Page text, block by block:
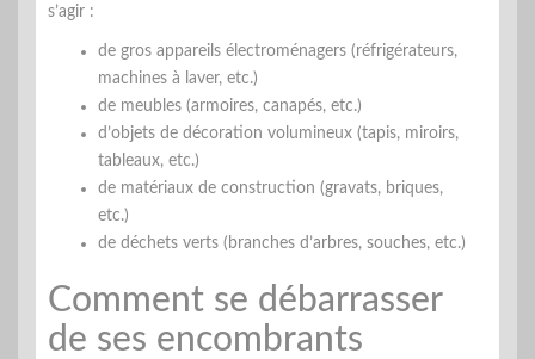
s’agir :
de gros appareils électroménagers (réfrigérateurs,
machines à laver, etc.)
de meubles (armoires, canapés, etc.)
d’objets de décoration volumineux (tapis, miroirs,
tableaux, etc.)
de matériaux de construction (gravats, briques,
etc.)
de déchets verts (branches d’arbres, souches, etc.)
Comment se débarrasser
de ses encombrants